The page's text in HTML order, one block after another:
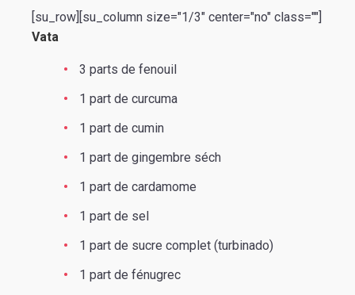
[su_row][su_column size="1/3" center="no" class=""]
Vata
3 parts de fenouil
1 part de curcuma
1 part de cumin
1 part de gingembre séch
1 part de cardamome
1 part de sel
1 part de sucre complet (turbinado)
1 part de fénugrec